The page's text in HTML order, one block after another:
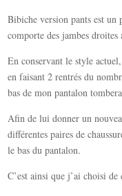
Bibiche version pants est un
comporte des jambes droites
En conservant le style
en faisant 2 rentrés du
bas de mon pantalon
Afin de lui donner un
différentes paires de
le bas du pantalon.
C’est ainsi que j’ai choisi de